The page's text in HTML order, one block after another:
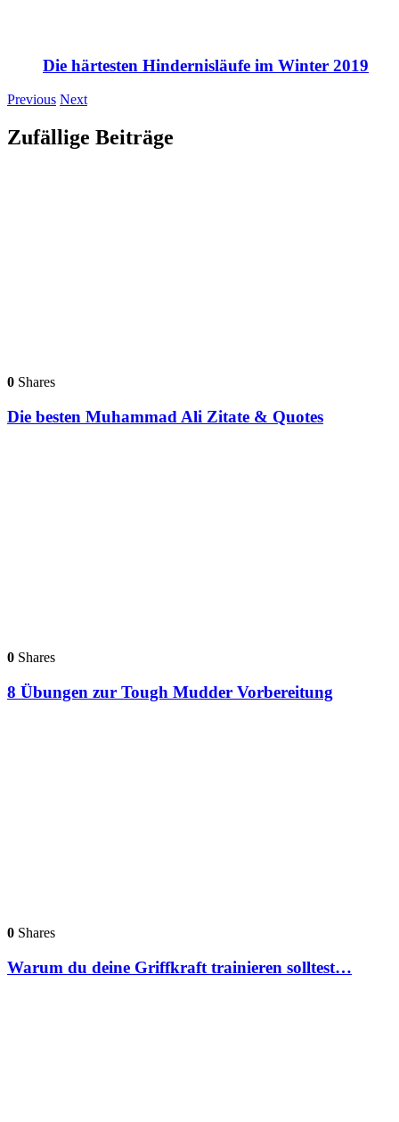
Die härtesten Hindernisläufe im Winter 2019
Previous Next
Zufällige Beiträge
0 Shares
Die besten Muhammad Ali Zitate & Quotes
0 Shares
8 Übungen zur Tough Mudder Vorbereitung
0 Shares
Warum du deine Griffkraft trainieren solltest…